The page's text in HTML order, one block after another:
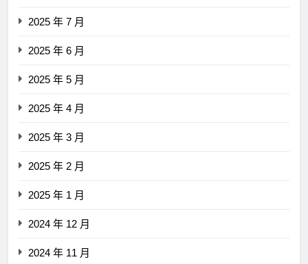
2025 年 7 月
2025 年 6 月
2025 年 5 月
2025 年 4 月
2025 年 3 月
2025 年 2 月
2025 年 1 月
2024 年 12 月
2024 年 11 月